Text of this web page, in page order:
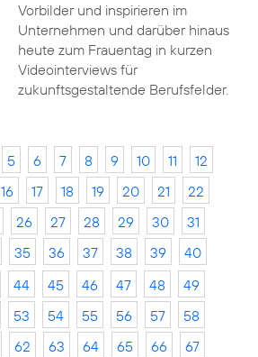
Vorbilder und inspirieren im
Unternehmen und darüber hinaus
heute zum Frauentag in kurzen
Videointerviews für
zukunftsgestaltende Berufsfelder.
5 6 7 8 9 10 11
12
16 17 18 19 20 21
22
26 27 28 29 30
31
35 36 37 38 39
40
44 45 46 47 48
49
53 54 55 56 57
58
62 63 64 65 66
67